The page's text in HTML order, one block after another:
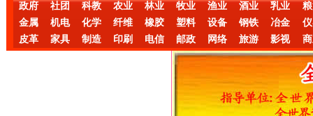
政府 社团 科教 农业 林业 牧业 渔业 酒业 乳业
金属
机电 化学 纤维 橡胶 塑料 设备 钢铁 冶金
皮革
家具 制造 印刷 电信 邮政 网络 旅游 影视